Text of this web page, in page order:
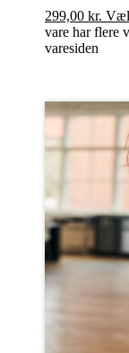
299,00 kr.
vare har flere
varesiden